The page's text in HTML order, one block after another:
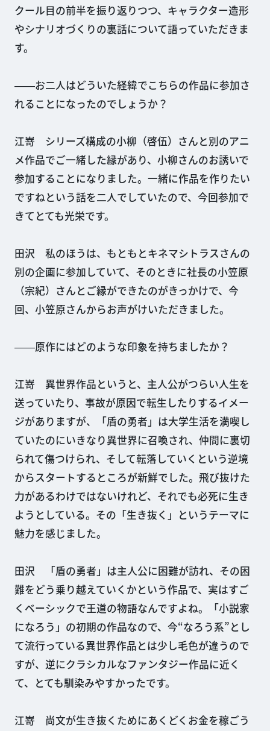
クール目の前半を振り返りつつ、キャラクター造形
やシナリオづくりの裏話について語っていただきま
す。
――お二人はどういた経緯でこちらの作品に参加さ
れることになったのでしょうか？
江嵜 シリーズ構成の小柳（啓伍）さんと別のアニ
メ作品でご一緒した縁があり、小柳さんのお誘いで
参加することになりました。一緒に作品を作りたい
ですねという話を二人でしていたので、今回参加で
きてとても光栄です。
田沢 私のほうは、もともとキネマシトラスさんの
別の企画に参加していて、そのときに社長の小笠原
（宗紀）さんとご縁ができたのがきっかけで、今
回、小笠原さんからお声がけいただきました。
――原作にはどのような印象を持ちましたか？
江嵜 異世界作品というと、主人公がつらい人生を
送っていたり、事故が原因で転生したりするイメー
ジがありますが、「盾の勇者」は大学生活を満喫し
ていたのにいきなり異世界に召喚され、仲間に裏切
られて傷つけられ、そして転落していくという逆境
からスタートするところが新鮮でした。飛び抜けた
力があるわけではないけれど、それでも必死に生き
ようとしている。その「生き抜く」というテーマに
魅力を感じました。
田沢 「盾の勇者」は主人公に困難が訪れ、その困
難をどう乗り越えていくかという作品で、実はすご
くベーシックで王道の物語なんですよね。「小説家
になろう」の初期の作品なので、今“なろう系”とし
て流行っている異世界作品とは少し毛色が違うので
すが、逆にクラシカルなファンタジー作品に近く
て、とても馴染みやすかったです。
江嵜 尚文が生き抜くためにあくどくお金を稼ごう